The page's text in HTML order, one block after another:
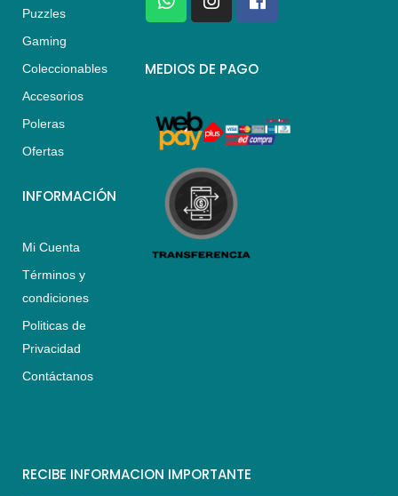
Puzzles
Gaming
Coleccionables
Accesorios
Poleras
Ofertas
INFORMACIÓN
Mi Cuenta
Términos y
condiciones
Politicas de
Privacidad
Contáctanos
h
a
s
p
n
s
a
a
m
a
c
b
k
MEDIOS DE PAGO
RECIBE INFORMACION IMPORTANTE